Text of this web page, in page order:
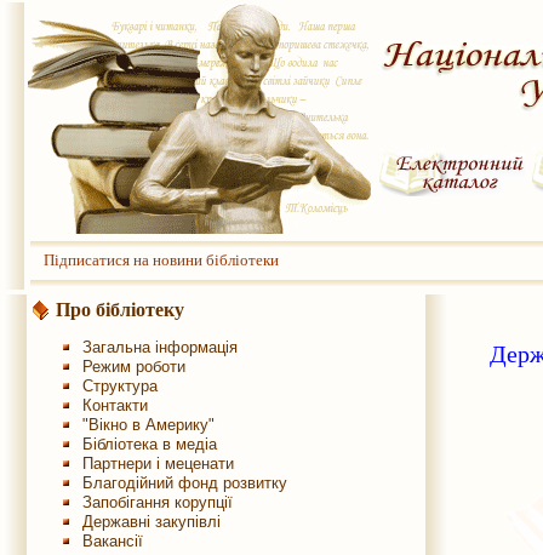
Підписатися на новини бібліотеки
Про бібліотеку
Загальна інформація
Режим роботи
Структура
Контакти
"Вікно в Америку"
Бібліотека в медіа
Партнери і меценати
Благодійний фонд розвитку
Запобігання корупції
Державні закупівлі
Вакансії